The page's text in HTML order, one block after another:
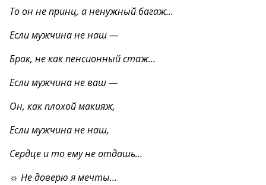
То он не принц, а ненужный багаж…
Если мужчина не наш —
Брак, не как пенсионный стаж…
Если мужчина не ваш —
Он, как плохой макияж,
Если мужчина не наш,
Сердце и то ему не отдашь…
☼ Не доверю я мечты…